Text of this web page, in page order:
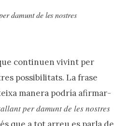
damunt de les nostres
continuen vivint per
possibilitats. La frase
manera podría afirmar-
per damunt de les nostres